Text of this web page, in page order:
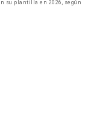
su plantilla en 2026, según